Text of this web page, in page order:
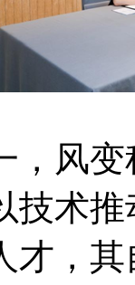
，风
技术
才，